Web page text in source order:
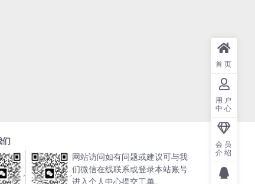
们
网站访问如有问题或建议可与我
们微信在线联系或登录本站账号
进入个人中心提交工单。
首页
用户
中心
会员
介绍